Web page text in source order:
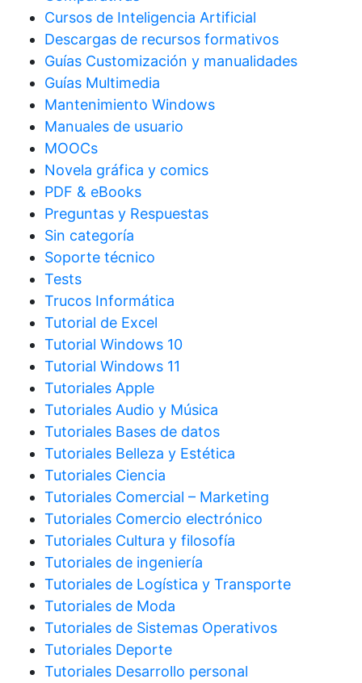
Cursos de Inteligencia Artificial
Descargas de recursos formativos
Guías Customización y manualidades
Guías Multimedia
Mantenimiento Windows
Manuales de usuario
MOOCs
Novela gráfica y comics
PDF & eBooks
Preguntas y Respuestas
Sin categoría
Soporte técnico
Tests
Trucos Informática
Tutorial de Excel
Tutorial Windows 10
Tutorial Windows 11
Tutoriales Apple
Tutoriales Audio y Música
Tutoriales Bases de datos
Tutoriales Belleza y Estética
Tutoriales Ciencia
Tutoriales Comercial – Marketing
Tutoriales Comercio electrónico
Tutoriales Cultura y filosofía
Tutoriales de ingeniería
Tutoriales de Logística y Transporte
Tutoriales de Moda
Tutoriales de Sistemas Operativos
Tutoriales Deporte
Tutoriales Desarrollo personal